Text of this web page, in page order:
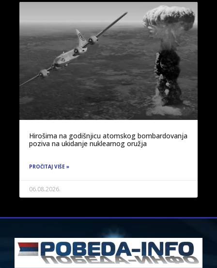
Hirošima na godišnjicu atomskog bombardovanja
poziva na ukidanje nuklearnog oružja
PROČITAJ VIŠE »
06.08.2026.